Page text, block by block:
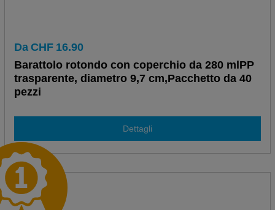
Da CHF 16.90
Barattolo rotondo con coperchio da 280 mlPP
trasparente, diametro 9,7 cm,Pacchetto da 40
pezzi
Dettagli